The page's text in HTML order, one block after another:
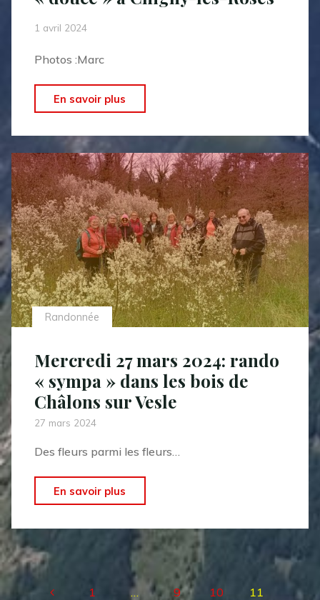
à
1 avril 2024
Photos :Marc
En savoir plus
mars
2024
:
rando
« douce »
à
Chigny-
les-
Roses"
Randonnée
Mercredi 27 mars 2024: rando
« sympa » dans les bois de
Châlons sur Vesle
27 mars 2024
Des fleurs parmi les fleurs…
En savoir plus
mars
2024:
rando
« sympa »
1 … 9 10 11